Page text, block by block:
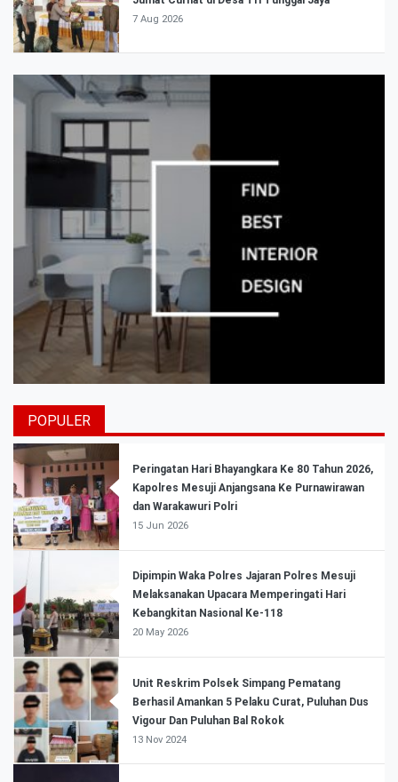
7 Aug 2026
POPULER
Peringatan Hari Bhayangkara Ke 80 Tahun 2026,
Kapolres Mesuji Anjangsana Ke Purnawirawan
dan Warakawuri Polri
15 Jun 2026
Dipimpin Waka Polres Jajaran Polres Mesuji
Melaksanakan Upacara Memperingati Hari
Kebangkitan Nasional Ke-118
20 May 2026
Unit Reskrim Polsek Simpang Pematang
Berhasil Amankan 5 Pelaku Curat, Puluhan Dus
Vigour Dan Puluhan Bal Rokok
13 Nov 2024